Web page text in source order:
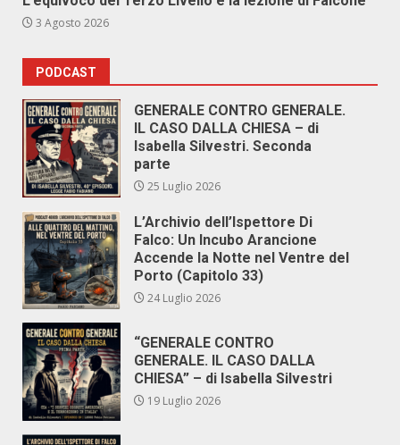
3 Agosto 2026
PODCAST
GENERALE CONTRO GENERALE.
IL CASO DALLA CHIESA – di
Isabella Silvestri. Seconda
parte
25 Luglio 2026
L’Archivio dell’Ispettore Di
Falco: Un Incubo Arancione
Accende la Notte nel Ventre del
Porto (Capitolo 33)
24 Luglio 2026
“GENERALE CONTRO
GENERALE. IL CASO DALLA
CHIESA” – di Isabella Silvestri
19 Luglio 2026